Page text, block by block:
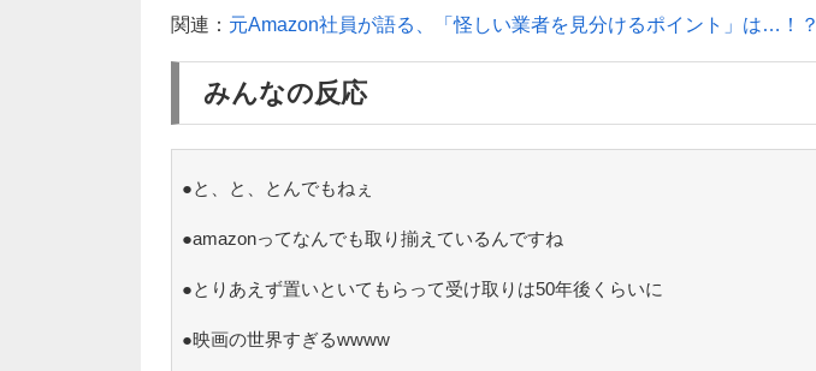
関連： 元Amazon社員が語る、「怪しい業者を見分けるポイント」は…！？
みんなの反応
●と、と、とんでもねぇ
●amazonってなんでも取り揃えているんですね
●とりあえず置いといてもらって受け取りは50年後くらいに
●映画の世界すぎるwwww